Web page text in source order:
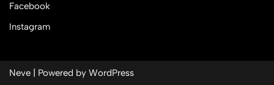
Facebook
Instagram
Neve | Powered by WordPress